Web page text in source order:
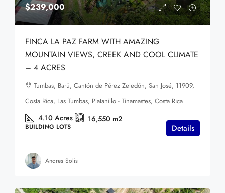
$239,000
FINCA LA PAZ FARM WITH AMAZING
MOUNTAIN VIEWS, CREEK AND COOL CLIMATE
– 4 ACRES
Tumbas, Barú, Cantón de Pérez Zeledón, San José, 11909,
Costa Rica, Las Tumbas, Platanillo - Tinamastes, Costa Rica
4.10 Acres 16,550 m2
BUILDING LOTS Details
Andres Solis